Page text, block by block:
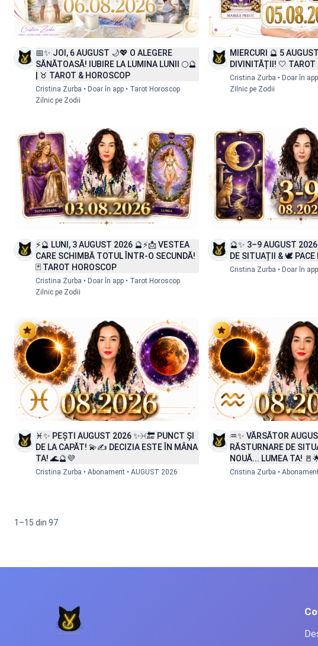
Detalii
📅✨ JOI, 6 AUGUST 🌙💖 O ALEGERE
SĂNĂTOASĂ! IUBIRE LA LUMINA LUNII 🌕🔮
| ♉ TAROT & HOROSCOP
Cristina Zurba • Doar în app • Tarot Horoscop
Zilnic pe Zodii
Detalii
MIERCURI 🔮 5
DIVINITĂȚII! 🤍 TAROT
Cristina Zurba • Doar în
Zilnic pe Zodii
Detalii
⚡🔮 LUNI, 3 AUGUST 2026 🔮⚡📩 VESTEA
CARE SCHIMBĂ TOTUL ÎNTR-O SECUNDĂ!
🃏 TAROT HOROSCOP
Cristina Zurba • Doar în app • Tarot Horoscop
Zilnic pe Zodii
Detalii
🔮✨ 3–9 AUGUST 2026
DE SITUAȚII & 🕊️ PACE
Cristina Zurba • Doar în
♓✨ PEȘTI AUGUST 2026 ✨♓🔚 PUNCT ȘI
DE LA CAPĂT! 💫✍️ DECIZIA ESTE ÎN MÂNA
TA! 🌊🔮💜
Cristina Zurba • Abonament • AUGUST 2026
♒✨ VĂRSĂTOR
RĂSTURNARE DE
NOUĂ... LUMEA TA!
Cristina Zurba •
1–15 din 97